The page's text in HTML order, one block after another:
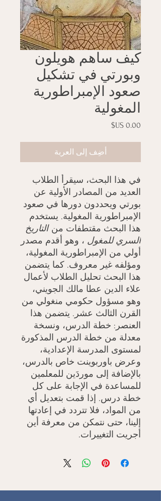
كيف ساهم هويلون
وبورتي في تشكيل
صعود الإمبراطورية
المغولية
السعر
أضِف إلى العربة
في هذا البحث، سيقرأ الطلاب
العديد من المصادر الأولية عن
بورتي ويحددون دورها في صعود
الإمبراطورية المغولية. يستخدم
هذا البحث مقتطفات منالتاريخ
السري للمغول ، وهو أقدم مصدر
أولي من الإمبراطورية المغولية،
ومؤلفه غير معروف. كما يتضمن
هذا البحث تحليل الطلاب لأعمال
علاء الدين عطا مالك الجويني،
وهو مسؤول حكومي منغولي من
القرن الثالث عشر. يتضمن هذا
العنصر: خطة الدرس، ونسخة
معدلة من خطة الدرس المذكورة
لمستوى المدرسة الإعدادية،
وعرض باوربوينت خاص بالدرس،
بالإضافة إلى موردَين للمعلمين
للمساعدة في الإجابة على كل
خطة درس. إذا قمت بتعديل أي
من المواد، فلا تتردد في إعادتها
إلينا، حتى نتمكن من معرفة أين
أجريت التغييرات.